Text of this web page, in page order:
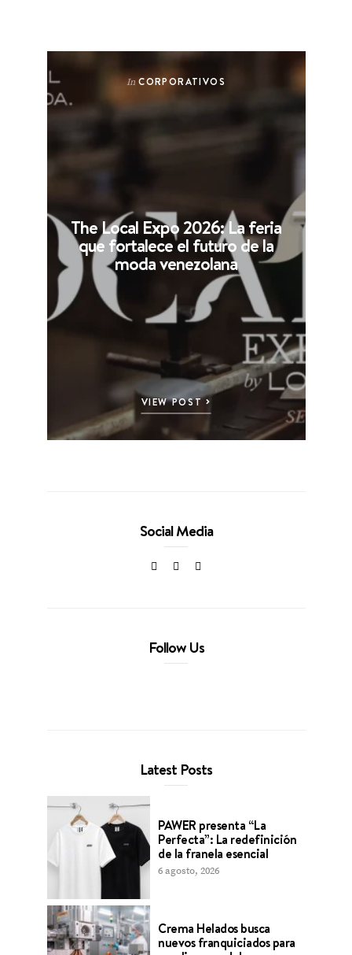
In CORPORATIVOS
The Local Expo 2026: La feria
que fortalece el futuro de la
moda venezolana
VIEW POST
Social Media
Follow Us
Latest Posts
PAWER presenta “La
Perfecta”: La redefinición
de la franela esencial
6 agosto, 2026
Crema Helados busca
nuevos franquiciados para